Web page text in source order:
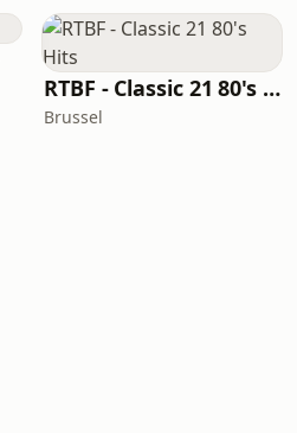
RTBF - Classic 21 80's Hits
Brussel